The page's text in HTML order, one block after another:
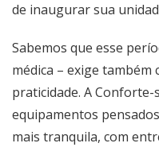
de inaugurar sua
Sabemos que esse
médica – exige
praticidade. AConforte-
equipamentos
mais tranquila, com